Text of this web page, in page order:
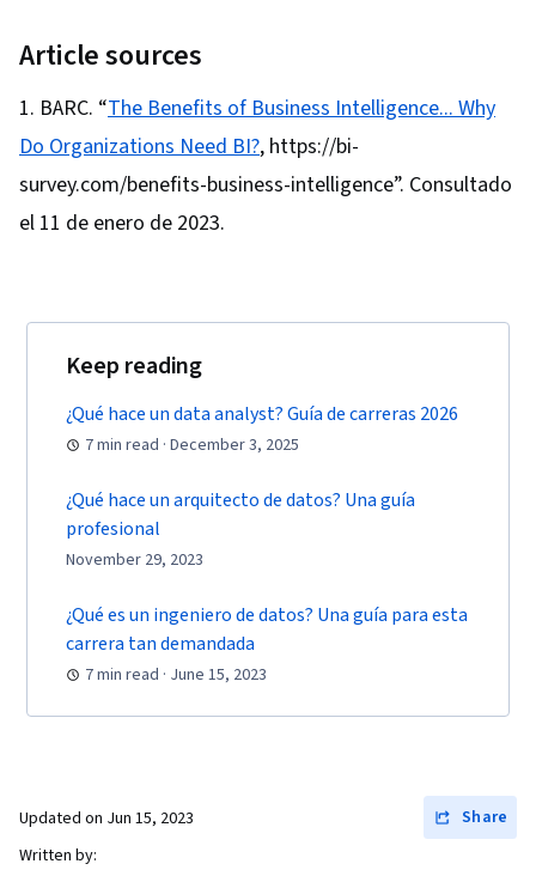
Validation, Data Structures, Data Analysis,
File Management, Data Ethics, Rmarkdown,
Python Programming, NumPy, Pandas (Python
Package), Scripting, Analytics, Data
Manipulation, Analytical Skills, Programming
Transformation, Data Quality, Data Integrity,
Sample Size Determination, Dashboard,
Stakeholder Management, Quantitative
Expectation Management, Communication
Strategies, Stakeholder Engagement, Business
Professional Development, Branding, AI
literacy, Prompt Engineering, Google Gemini,
Generative AI, Data Security, Data Collection,
Unstructured Data, Metadata Management,
Formulas, Query Languages, Data Compilation,
Article sources
BARC. “The Benefits of Business Intelligence... Why
Do Organizations Need BI?, https://bi-
survey.com/benefits-business-intelligence”. Consultado
el 11 de enero de 2023.
Keep reading
¿Qué hace un data analyst? Guía de carreras 2026
7 min read · December 3, 2025
¿Qué hace un arquitecto de datos? Una guía
profesional
November 29, 2023
¿Qué es un ingeniero de datos? Una guía para esta
carrera tan demandada
7 min read · June 15, 2023
Updated on Jun 15, 2023
Share
Written by: